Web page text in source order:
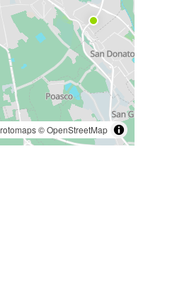
©OpenStreetMap